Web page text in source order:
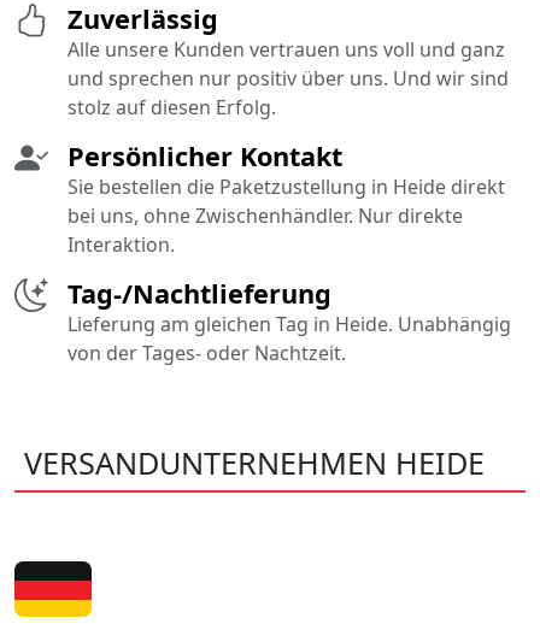
Tag-/Nachtlieferung
Lieferung am gleichen Tag in Heide. Unabhängig
von der Tages- oder Nachtzeit.
Persönlicher Kontakt
Sie bestellen die Paketzustellung in Heide direkt
bei uns, ohne Zwischenhändler. Nur direkte
Interaktion.
Zuverlässig
Alle unsere Kunden vertrauen uns voll und ganz
und sprechen nur positiv über uns. Und wir sind
stolz auf diesen Erfolg.
VERSANDUNTERNEHMEN HEIDE